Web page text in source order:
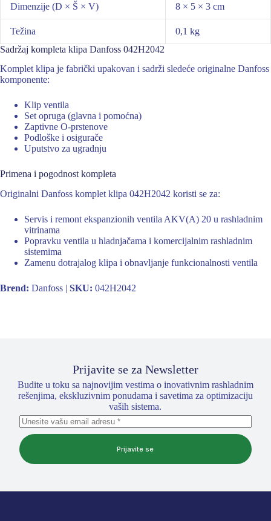
Dimenzije (D × Š × V) 8 × 5 × 3 cm
Težina
0,1 kg
Sadržaj kompleta klipa Danfoss 042H2042
Komplet klipa je fabrički upakovan i sadrži sledeće originalne Danfoss
komponente:
Klip ventila
Set opruga (glavna i pomoćna)
Zaptivne O-prstenove
Podloške i osigurače
Uputstvo za ugradnju
Primena i pogodnost kompleta
Originalni Danfoss komplet klipa 042H2042 koristi se za:
Servis i remont ekspanzionih ventila AKV(A) 20 u rashladnim
vitrinama
Popravku ventila u hladnjačama i komercijalnim rashladnim
sistemima
Zamenu dotrajalog klipa i obnavljanje funkcionalnosti ventila
Brend: Danfoss | SKU: 042H2042
Prijavite se za Newsletter
Budite u toku sa najnovijim vestima o inovativnim rashladnim
rešenjima, ekskluzivnim ponudama i savetima za optimizaciju
vaših sistema.
Prijavite se